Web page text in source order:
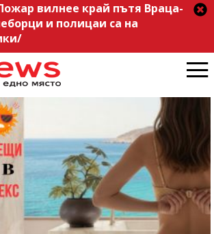
вилнее край пътя Враца-
и полицаи са на